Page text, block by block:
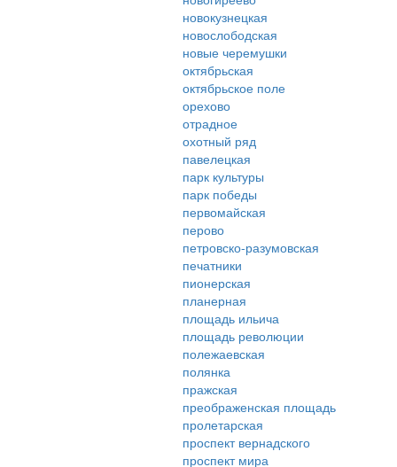
новокузнецкая
новослободская
новые черемушки
октябрьская
октябрьское поле
орехово
отрадное
охотный ряд
павелецкая
парк культуры
парк победы
первомайская
перово
петровско-разумовская
печатники
пионерская
планерная
площадь ильича
площадь революции
полежаевская
полянка
пражская
преображенская площадь
пролетарская
проспект вернадского
проспект мира